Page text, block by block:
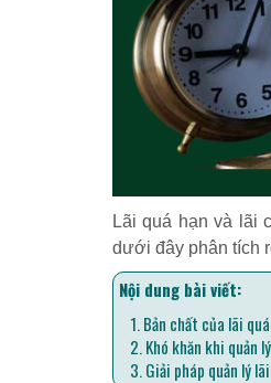
Lãi quá hạn và lãi
dưới đây phân tích
Nội dung bài viết:
1. Bản chất của lãi
2. Khó khăn khi quản
3. Giải pháp quản lý